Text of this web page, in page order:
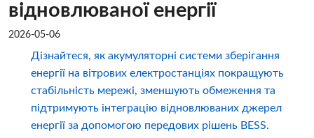
відновлюваної енергії
2026-05-06
Дізнайтеся, як акумуляторні системи зберігання
енергії на вітрових електростанціях покращують
стабільність мережі, зменшують обмеження та
підтримують інтеграцію відновлюваних джерел
енергії за допомогою передових рішень BESS.